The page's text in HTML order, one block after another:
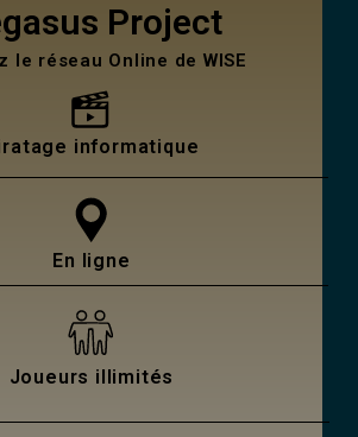
Project
le réseau Online de WISE
informatique
En ligne
Joueurs illimités